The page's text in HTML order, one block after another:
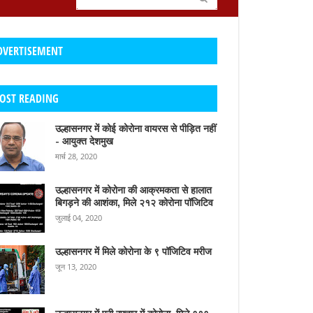
READING
उल्हासनगर में कोई कोरोना वायरस से पीड़ित नहीं
- आयुक्त देशमुख
मार्च 28, 2020
उल्हासनगर में कोरोना की आक्रमकता से हालात
बिगड़ने की आशंका, मिले २१२ कोरोना पॉजिटिव
जुलाई 04, 2020
उल्हासनगर में मिले कोरोना के ९ पॉजिटिव मरीज
जून 13, 2020